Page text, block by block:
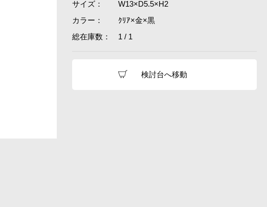
サイズ：
W13×D5.5×H2
カラー：
ｸﾘｱ×金×黒
総在庫数：
1 / 1
検討台へ移動